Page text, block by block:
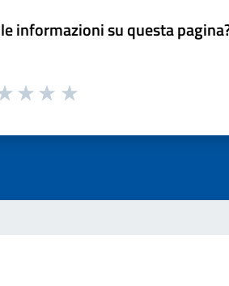
informazioni su questa